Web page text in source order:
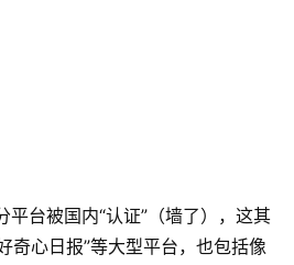
平台被国内“认证”（墙了），这其
奇心日报”等大型平台，也包括像